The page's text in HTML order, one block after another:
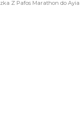
Z Pafos Marathon do